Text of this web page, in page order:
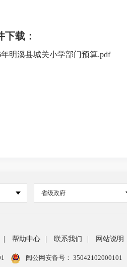
下载：
年明溪县城关小学部门预算.pdf
省级政府
帮助中心 联系我们 网站说明
闽公网安备号： 35042102000101